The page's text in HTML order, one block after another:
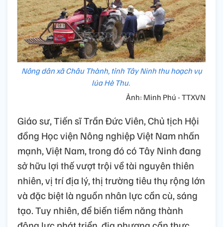
Nông dân xã Châu Thành, tỉnh Tây Ninh thu hoạch vụ
lúa Hè Thu.
Ảnh: Minh Phú - TTXVN
Giáo sư, Tiến sĩ Trần Đức Viên, Chủ tịch Hội
đồng Học viện Nông nghiệp Việt Nam nhấn
mạnh, Việt Nam, trong đó có Tây Ninh đang
sở hữu lợi thế vượt trội về tài nguyên thiên
nhiên, vị trí địa lý, thị trường tiêu thụ rộng lớn
và đặc biệt là nguồn nhân lực cần cù, sáng
tạo. Tuy nhiên, để biến tiềm năng thành